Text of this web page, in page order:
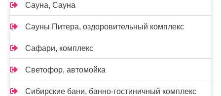
Сауна, Сауна
Сауны Питера, оздоровительный комплекс
Сафари, комплекс
Светофор, автомойка
Сибирские бани, банно-гостиничный комплекс